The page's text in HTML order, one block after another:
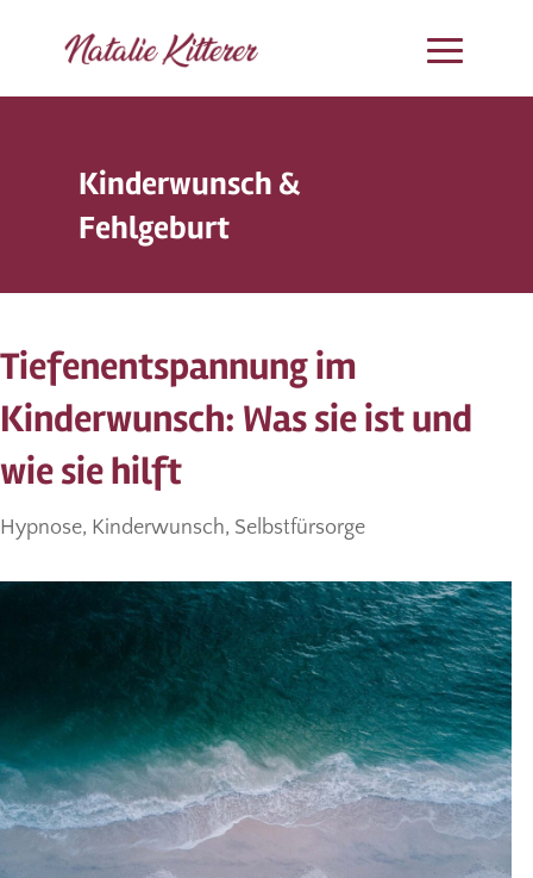
Kinderwunsch &
Fehlgeburt
Tiefenentspannung im
Kinderwunsch: Was sie ist und
wie sie hilft
Hypnose, Kinderwunsch, Selbstfürsorge